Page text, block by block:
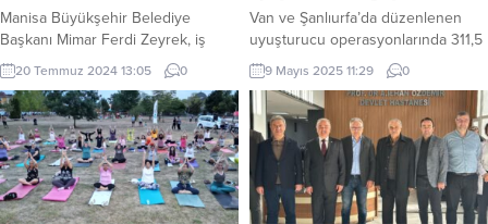
Manisa Büyükşehir Belediye
Başkanı Mimar Ferdi Zeyrek, iş
insanı Çağrı Kanver’i ağırladı.
Başkan Zeyrek, Manisa’nın gelişimi
ve yeni yatırımcılara kavuşması için
çalışma yürüten Kanver’e ‘Fahri
Hemşehrilik’ unvanını takdim etti.
MANİSA (İGFA) – Manisa
Büyükşehir Belediye Başkanı
Mimar Ferdi Zeyrek, yaşamını
20 Temmuz 2024 13:05 0
Van ve Şanlıurfa’da düzenlenen
uyuşturucu operasyonlarında 311,5
kg eroin, esrar ve skunk ele
geçirildi. İçişleri Bakanı Ali Yerlikaya,
4 zehir tacirinin yakalandığını
duyurdu. ANKARA (İGFA) – İçişleri
Bakanı Ali Yerlikaya, Van ve
Şanlıurfa’da düzenlenen
uyuşturucu operasyonlarının
detaylarını paylaştı. Van’ın Tuşba ve
9 Mayıs 2025 11:29 0